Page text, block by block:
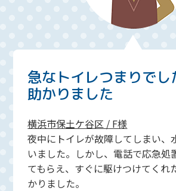
急なトイレつまりでし
助かりました
横浜市保土ケ谷区 / F様
夜中にトイレが故障してしまい、
いました。しかし、電話で応急処
てもらえ、すぐに駆けつけてくれ
かりました。